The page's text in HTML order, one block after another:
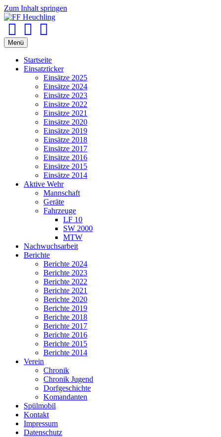
Zum Inhalt springen
Menü
Startseite
Einsatzticker
Einsätze 2025
Einsätze 2024
Einsätze 2023
Einsätze 2022
Einsätze 2021
Einsätze 2020
Einsätze 2019
Einsätze 2018
Einsätze 2017
Einsätze 2016
Einsätze 2015
Einsätze 2014
Aktive Wehr
Mannschaft
Geräte
Fahrzeuge
LF 10
SW 2000
MTW
Nachwuchsarbeit
Berichte
Berichte 2024
Berichte 2023
Berichte 2022
Berichte 2021
Berichte 2020
Berichte 2019
Berichte 2018
Berichte 2017
Berichte 2016
Berichte 2015
Berichte 2014
Verein
Chronik
Chronik Jugend
Dorfgeschichte
Komandanten
Spülmobil
Kontakt
Impressum
Datenschutz